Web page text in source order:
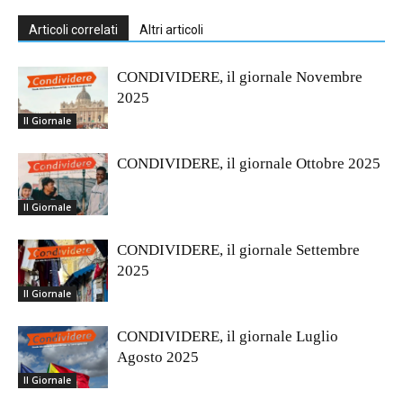
Articoli correlati Altri articoli
Il Giornale
CONDIVIDERE, il giornale Novembre
2025
Il Giornale
CONDIVIDERE, il giornale Ottobre 2025
Il Giornale
CONDIVIDERE, il giornale Settembre
2025
Il Giornale
CONDIVIDERE, il giornale Luglio
Agosto 2025